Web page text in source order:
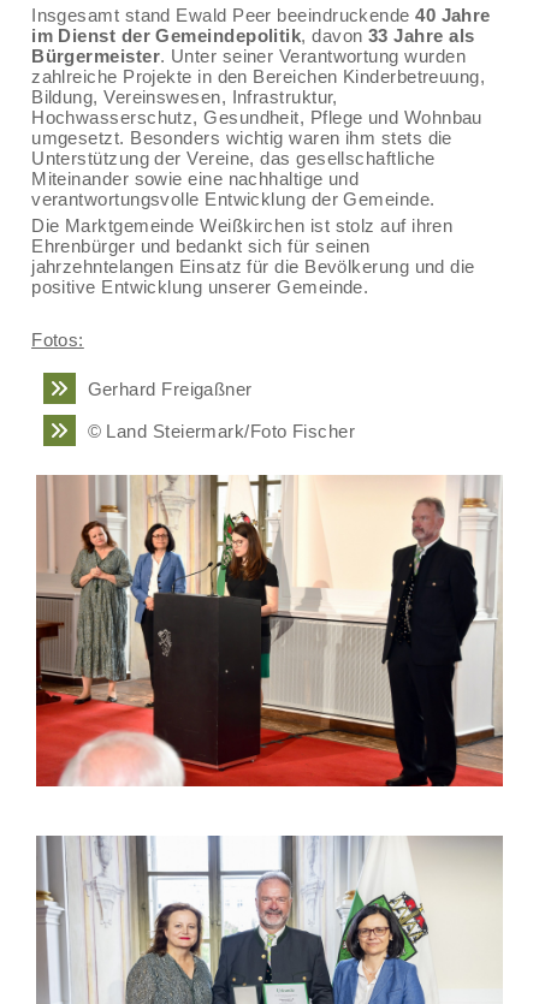
Insgesamt stand Ewald Peer beeindruckende40 Jahre
im Dienst der Gemeindepolitik, davon 33 Jahre als
Bürgermeister. Unter seiner Verantwortung wurden
zahlreiche Projekte in den Bereichen Kinderbetreuung,
Bildung, Vereinswesen, Infrastruktur,
Hochwasserschutz, Gesundheit, Pflege und Wohnbau
umgesetzt. Besonders wichtig waren ihm stets die
Unterstützung der Vereine, das gesellschaftliche
Miteinander sowie eine nachhaltige und
verantwortungsvolle Entwicklung der Gemeinde.
Die Marktgemeinde Weißkirchen ist stolz auf ihren
Ehrenbürger und bedankt sich für seinen
jahrzehntelangen Einsatz für die Bevölkerung und die
positive Entwicklung unserer Gemeinde.
Fotos:
Gerhard Freigaßner
© Land Steiermark/Foto Fischer